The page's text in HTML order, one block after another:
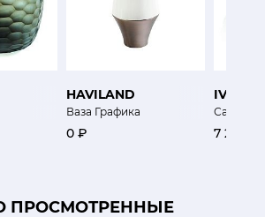
HAVILAND
Ваза Графика
0 ₽
IVV
7 250 ₽
ПРОСМОТРЕННЫЕ